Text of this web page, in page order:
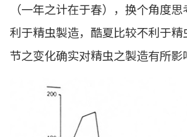
（一年之计在于春），换个角度
利于精虫製造，酷夏比较不利于
节之变化确实对精虫之製造有所影